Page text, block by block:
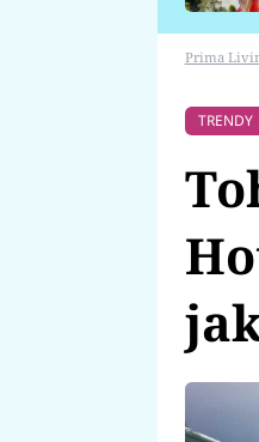
Prima
TRENDY